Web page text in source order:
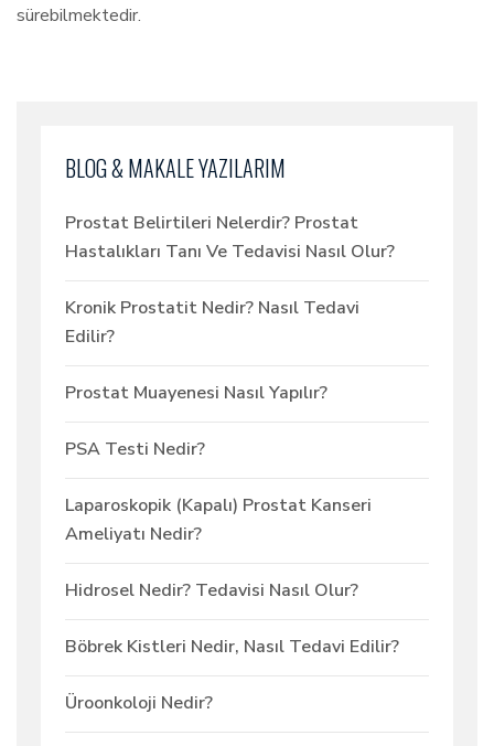
BLOG & MAKALE YAZILARIM
Prostat Belirtileri Nelerdir? Prostat
Hastalıkları Tanı Ve Tedavisi Nasıl Olur?
Kronik Prostatit Nedir? Nasıl Tedavi
Edilir?
Prostat Muayenesi Nasıl Yapılır?
PSA Testi Nedir?
Laparoskopik (Kapalı) Prostat Kanseri
Ameliyatı Nedir?
Hidrosel Nedir? Tedavisi Nasıl Olur?
Böbrek Kistleri Nedir, Nasıl Tedavi Edilir?
Üroonkoloji Nedir?
sürebilmektedir.